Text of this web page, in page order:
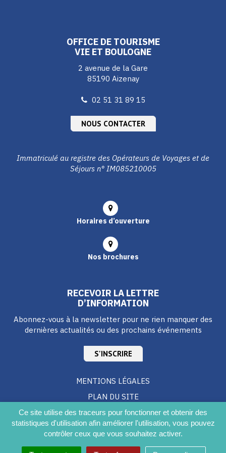
Ce site utilise des traceurs pour fonctionner et obtenir des
statistiques d'utilisation afin améliorer l'utilisation, vous pouvez
contrôler ceux que vous souhaitez activer.
OFFICE DE TOURISME
VIE ET BOULOGNE
2 avenue de la Gare
85190 Aizenay
02 51 31 89 15
NOUS CONTACTER
Immatriculé au registre des Opérateurs de Voyages et de
Séjours n° IM085210005
Horaires d’ouverture
Nos brochures
RECEVOIR LA LETTRE
D’INFORMATION
Abonnez-vous à la newsletter pour ne rien manquer des
dernières actualités ou des prochains événements
S'INSCRIRE
MENTIONS LÉGALES
PLAN DU SITE
CRÉDITS
ACCESSIBILITÉ DU SITE